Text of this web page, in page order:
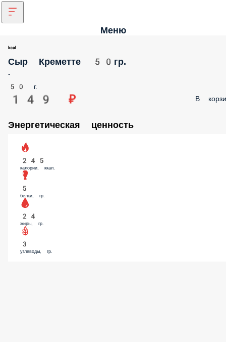
Меню
Сыр Креметте 50гр.
-
50 г.
149 ₽ В
Энергетическая ценность
245
калории, ккал.
5
белки, гр.
24
жиры, гр.
3
углеводы, гр.